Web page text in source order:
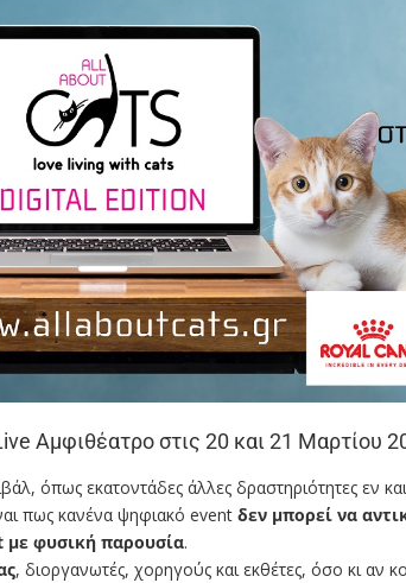
Αμφιθέατρο στις 20 και 21 Μαρτίου
όπως εκατοντάδες άλλες δραστηριότητες εν
πως κανένα ψηφιακό event δεν μπορεί να
με φυσική παρουσία.
, διοργανωτές, χορηγούς και εκθέτες, όσο κι αν